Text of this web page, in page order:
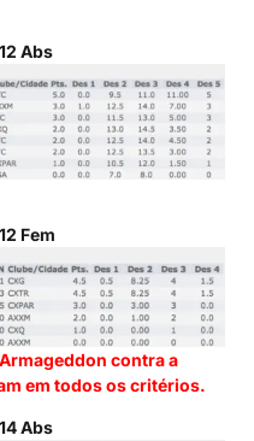
Abs
Fem
contra a
em todos os critérios.
Abs